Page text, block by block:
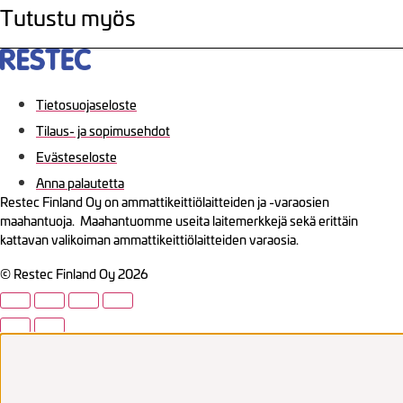
Tutustu myös
Tietosuojaseloste
Tilaus- ja sopimusehdot
Evästeseloste
Anna palautetta
Restec Finland Oy on ammattikeittiölaitteiden ja -varaosien
maahantuoja. Maahantuomme useita laitemerkkejä sekä erittäin
kattavan valikoiman ammattikeittiölaitteiden varaosia.
© Restec Finland Oy 2026